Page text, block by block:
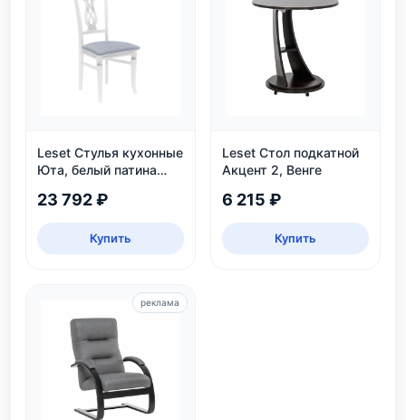
Leset Стулья кухонные
Юта, белый патина
23 792 ₽
Купить
Leset Стол подкатной
Акцент 2, Венге
6 215 ₽
Купить
реклама